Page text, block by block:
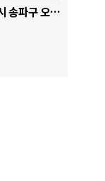
[행위허가 & 입주민동의서] 서울시 송파구 오금동 현대백조아파트